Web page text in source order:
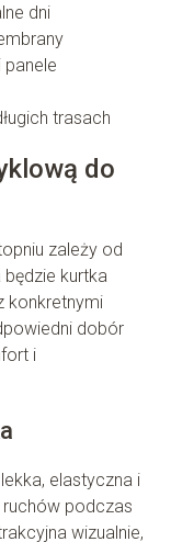
dni
panele
trasach
do
zależy od
kurtka
konkretnymi
dobór
i
elastyczna i
ruchów podczas
wizualnie,